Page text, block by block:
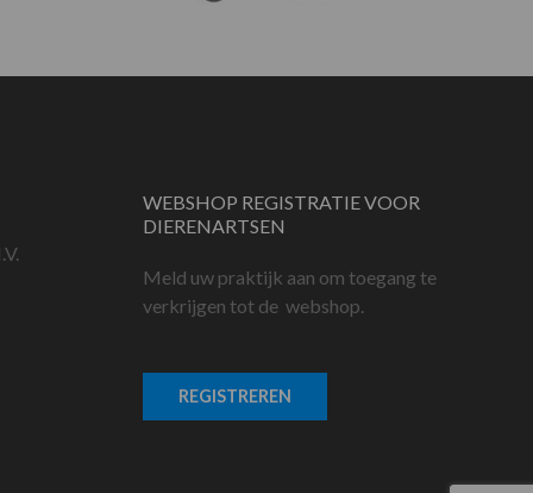
WEBSHOP REGISTRATIE VOOR
DIERENARTSEN
Meld uw praktijk aan om toegang te
verkrijgen tot de webshop.
REGISTREREN